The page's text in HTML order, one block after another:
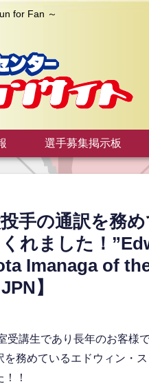
for Fan ～
選手募集掲示板
手の通訳を務
れました！
Imanaga of
】
講生であり長年のお客様で
務めているエドウィン・
！